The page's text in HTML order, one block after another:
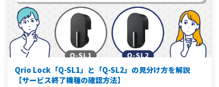
Qrio Lock「Q-SL1」と「Q-SL2」の見分け方を解説
【サービス終了機種の確認方法】